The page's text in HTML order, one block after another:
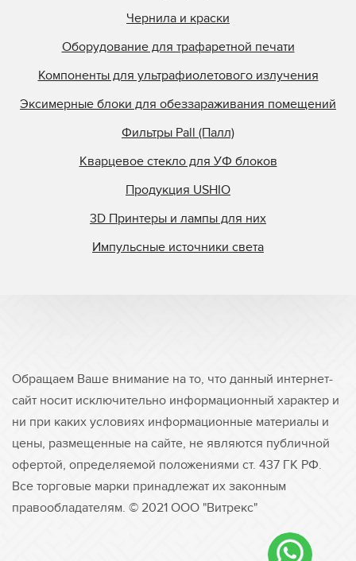
Specialty Coatings
StrataSys
Superfici
Superfine Printing M
Superior Quartz
Svecia
Tasic
TCS
UV Doctor
UV Graphics
UV Light Technology
UV Process
UV Technik
UV3
Чернила и краски
Оборудование для трафаретной печати
Компоненты для ультрафиолетового излучения
Эксимерные блоки для обеззараживания помещений
Фильтры Pall (Палл)
Кварцевое стекло для УФ блоков
Продукция USHIO
3D Принтеры и лампы для них
Импульсные источники света
Обращаем Ваше внимание на то, что данный интернет-
сайт носит исключительно информационный характер и
ни при каких условиях информационные материалы и
цены, размещенные на сайте, не являются публичной
офертой, определяемой положениями ст. 437 ГК РФ.
Все торговые марки принадлежат их законным
правообладателям. © 2021 ООО "Витрекс"